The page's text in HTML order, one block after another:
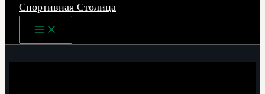
Спортивная Столица
Main
Menu